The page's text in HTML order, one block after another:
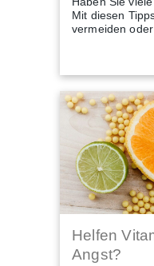
Mit diesen
vermeiden
Helfen
Angst?